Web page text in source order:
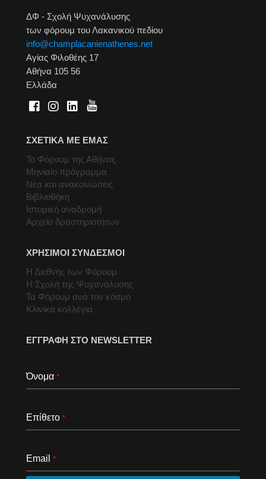
ΔΦ - Σχολή Ψυχανάλυσης
των φόρουμ του Λακανικού πεδίου
info@champlacanienathenes.net
Αγίας Φιλοθέης 17
Αθήνα 105 56
Ελλάδα
ΣΧΕΤΙΚΑ ΜΕ ΕΜΑΣ
Το Φόρουμ της Αθήνας
Μηνιαίο πρόγραμμα
Νέα και ανακοινώσεις
Βιβλιοθήκη
Ιστορική αναδρομή
Αρχείο δραστηριοτήτων
ΧΡΗΣΙΜΟΙ ΣΥΝΔΕΣΜΟΙ
Η Διεθνής των Φόρουμ
Η Σχολή της Ψυχανάλυσης
Τα Φόρουμ ανά τον κόσμο
Κλινικά κολλέγια
ΕΓΓΡΑΦΗ ΣΤΟ NEWSLETTER
Όνομα *
Επίθετο *
Email *